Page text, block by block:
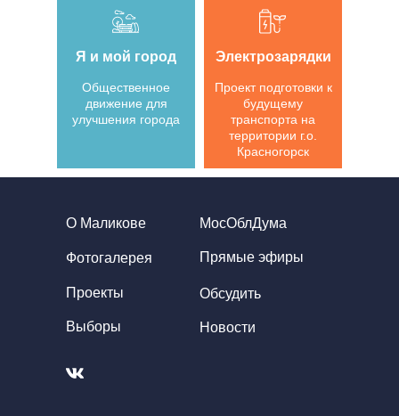
Я и мой город Электрозарядки
Общественное
движение для
улучшения города
Проект подготовки к
будущему
транспорта на
территории г.о.
Красногорск
О Маликове
Фотогалерея
Проекты
МосОблДума
Обсудить
Прямые эфиры
Новости
Выборы